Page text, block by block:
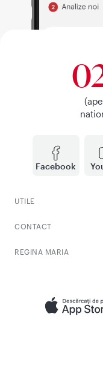
Facebook
UTILE
CONTACT
REGINA MARIA